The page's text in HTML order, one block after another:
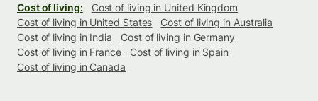
Cost of living:
Cost of living in United Kingdom
Cost of living in United States
Cost of living in Australia
Cost of living in India
Cost of living in Germany
Cost of living in France
Cost of living in Spain
Cost of living in Canada